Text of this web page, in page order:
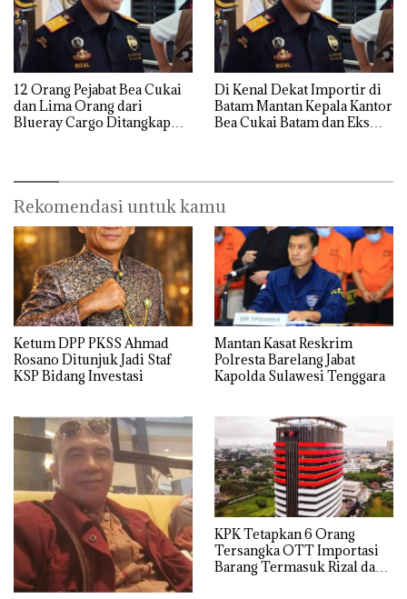
12 Orang Pejabat Bea Cukai
dan Lima Orang dari
Blueray Cargo Ditangkap
Di Kenal Dekat Importir di
Batam Mantan Kepala Kantor
Bea Cukai Batam dan Eks
Rekomendasi untuk kamu
Ketum DPP PKSS Ahmad
Rosano Ditunjuk Jadi Staf
KSP Bidang Investasi
Mantan Kasat Reskrim
Polresta Barelang Jabat
Kapolda Sulawesi Tenggara
KPK Tetapkan 6 Orang
Tersangka OTT Importasi
Barang Termasuk Rizal dan